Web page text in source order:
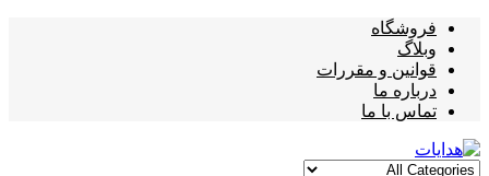
فروشگاه
وبلاگ
قوانین و مقررات
درباره ما
تماس با ما